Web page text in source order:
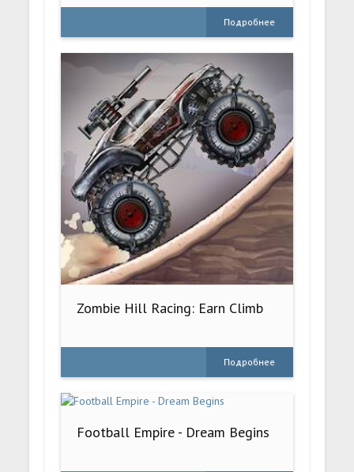
Подробнее
Zombie Hill Racing: Earn Climb
Подробнее
Football Empire - Dream Begins